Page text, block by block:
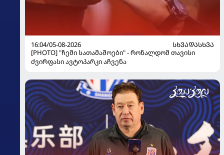
16:04/05-08-2026
ᲡᲮᲕᲐᲓᲐᲡᲮᲕᲐ
[PHOTO] "ჩემი სათამაშოები" - რონალდომ თავისი
ძვირფასი ავტოპარკი აჩვენა